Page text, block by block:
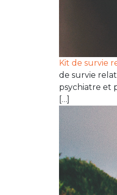
Kit de survie
de survie
psychiatre et
[…]